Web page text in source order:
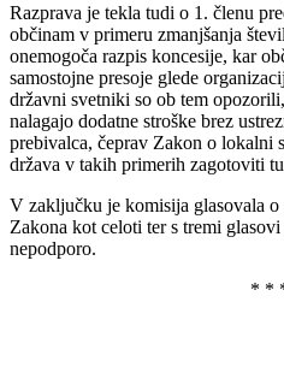
Razprava je tekla tudi o 1. členu
občinam v primeru zmanjšanja
onemogoča razpis koncesije, kar
samostojne presoje glede
državni svetniki so ob tem
nalagajo dodatne stroške brez
prebivalca, čeprav Zakon o lokalni
država v takih primerih zagotoviti
V zaključku je komisija glasovala
Zakona kot celoti ter s tremi
nepodporo.
* *